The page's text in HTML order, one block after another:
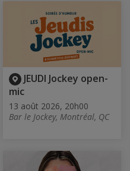
JEUDI Jockey open-
mic
13 août 2026, 20h00
Bar le Jockey, Montréal, QC